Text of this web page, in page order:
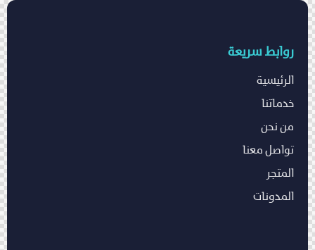
روابط سريعة
الرئيسية
خدماتنا
من نحن
تواصل معنا
المتجر
المدونات